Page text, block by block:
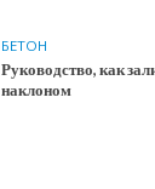
БЕТОН
Руководство, как
наклоном